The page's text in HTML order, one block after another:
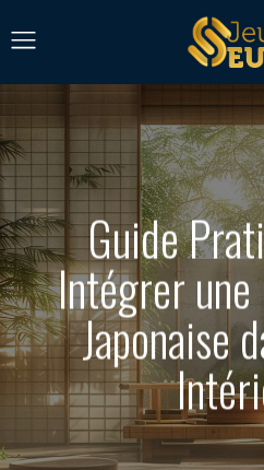
Guide
Intégrer
Japonaise